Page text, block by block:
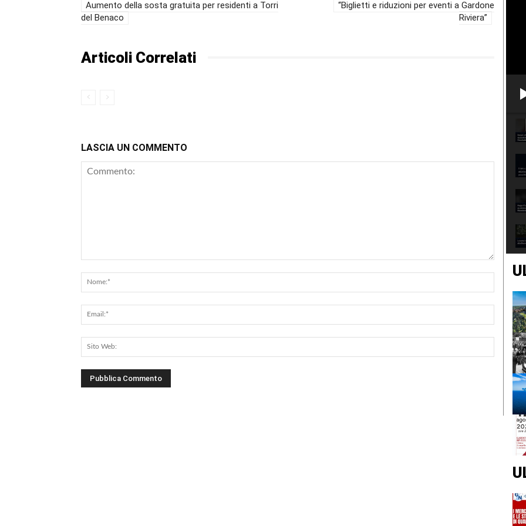
Aumento della sosta gratuita per residenti a Torri
del Benaco
“Biglietti e riduzioni per eventi a Gardone
Riviera”
Articoli Correlati
LASCIA UN COMMENTO
Nome:*
Email:*
Web: